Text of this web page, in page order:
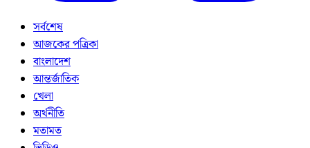
সর্বশেষ
আজকের পত্রিকা
বাংলাদেশ
আন্তর্জাতিক
খেলা
অর্থনীতি
মতামত